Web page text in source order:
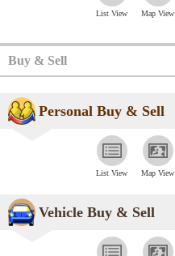
List View Map View
Buy & Sell
Personal Buy & Sell
List View Map View
Vehicle Buy & Sell